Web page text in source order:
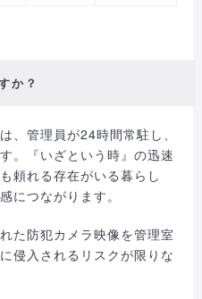
か？
、管理員が24時間常駐し、
。『いざという時』の迅速
頼れる存在がいる暮らし
につながります。
た防犯カメラ映像を管理室
侵入されるリスクが限りな